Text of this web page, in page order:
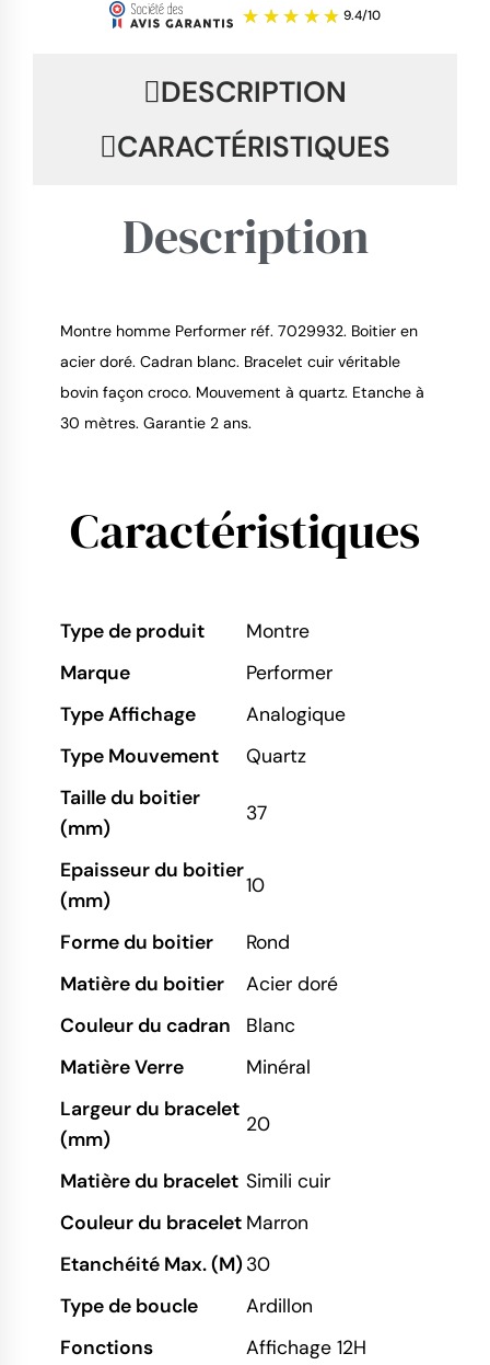
9.4
DESCRIPTION
CARACTÉRISTIQUES
Description
Montre homme Performer réf. 7029932. Boitier en
acier doré. Cadran blanc. Bracelet cuir véritable
bovin façon croco. Mouvement à quartz. Etanche à
30 mètres. Garantie 2 ans.
Caractéristiques
Type de produit
Montre
Marque
Performer
Type Affichage
Analogique
Type Mouvement
Quartz
Taille du boitier
(mm)
37
Epaisseur du boitier
(mm)
10
Forme du boitier
Rond
Matière du boitier
Acier doré
Couleur du cadran
Blanc
Matière Verre
Minéral
Largeur du bracelet
(mm)
20
Matière du bracelet Simili cuir
Couleur du bracelet Marron
Etanchéité Max. (M)30
Type de boucle
Ardillon
Fonctions
Affichage 12H